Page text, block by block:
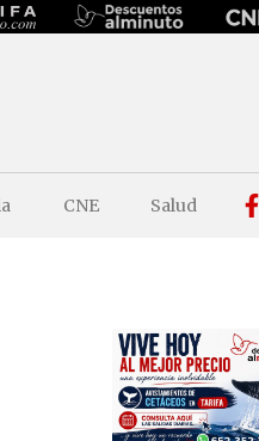
CNE Salud